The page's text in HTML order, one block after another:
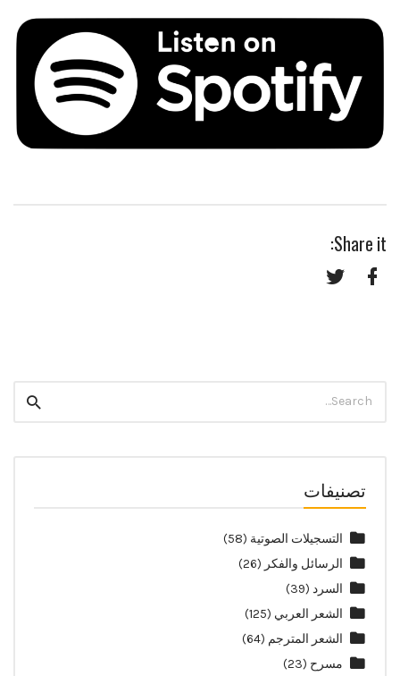
Share it:
for:
تصنيفات
التسجيلات الصوتية (58)
الرسائل والفكر (26)
السرد (39)
الشعر العربي (125)
الشعر المترجم (64)
مسرح (23)